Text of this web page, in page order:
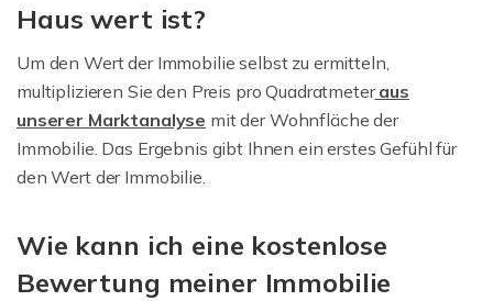
Haus wert ist?
Um den Wert der Immobilie selbst zu ermitteln,
multiplizieren Sie den Preis pro Quadratmeteraus
unserer Marktanalyse mit der Wohnfläche der
Immobilie. Das Ergebnis gibt Ihnen ein erstes Gefühl für
den Wert der Immobilie.
Wie kann ich eine kostenlose
Bewertung meiner Immobilie